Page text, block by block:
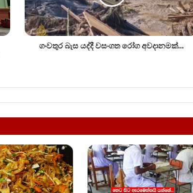
ස
ය
ද්
දී
රෝ
ව
න
ම
ක්
.
.
.
ගංවතුර බැස යද්දී වසංගත රෝග අවදානමක්...